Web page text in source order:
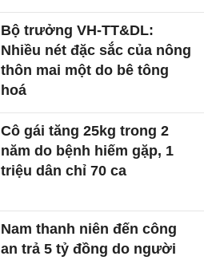
Bộ trưởng VH-TT&DL:
Nhiều nét đặc sắc của nông
thôn mai một do bê tông
hoá
Cô gái tăng 25kg trong 2
năm do bệnh hiếm gặp, 1
triệu dân chỉ 70 ca
Nam thanh niên đến công
an trả 5 tỷ đồng do người